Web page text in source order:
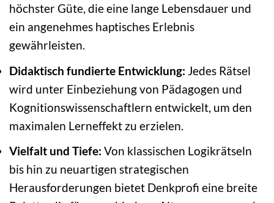
höchster Güte, die eine lange Lebensdauer und
ein angenehmes haptisches Erlebnis
gewährleisten.
Didaktisch fundierte Entwicklung: Jedes Rätsel
wird unter Einbeziehung von Pädagogen und
Kognitionswissenschaftlern entwickelt, um den
maximalen Lerneffekt zu erzielen.
Vielfalt und Tiefe: Von klassischen Logikrätseln
bis hin zu neuartigen strategischen
Herausforderungen bietet Denkprofi eine breite